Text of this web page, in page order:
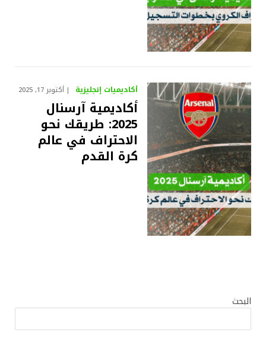
أكاديميات إنجليزية أكتوبر 17, 2025
أكاديمية آرسنال
2025: طريقك نحو
الاحتراف في عالم
كرة القدم
البحث